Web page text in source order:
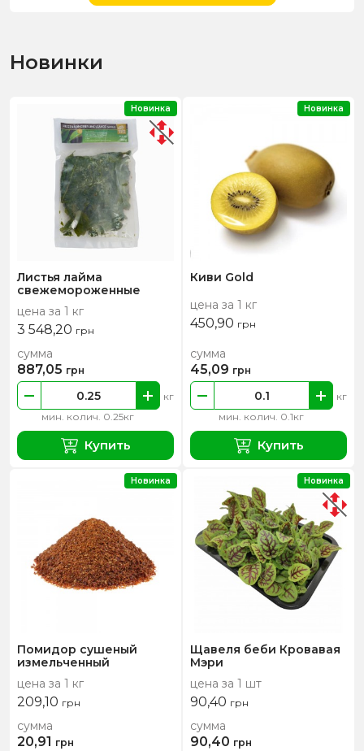
Новинки
Листья лайма
свежемороженные
цена за 1 кг
3 548,20 грн
мин. колич. 0.25кг
кг
сумма
887,05 грн
Купить
Новинка
Киви Gold
цена за 1 кг
450,90 грн
мин. колич. 0.1кг
кг
сумма
45,09 грн
Купить
Новинка
Помидор сушеный
измельченный
цена за 1 кг
209,10 грн
сумма
20,91 грн
Новинка
Щавеля беби Кровавая
Мэри
цена за 1 шт
90,40 грн
сумма
90,40 грн
Новинка